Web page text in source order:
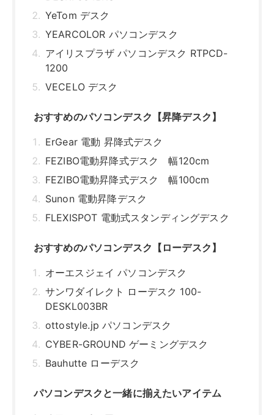
Sunon 電動昇降デスク
FLEXISPOT 電動式スタンディングデスク
おすすめのパソコンデスク【ローデスク】
オーエスジェイ パソコンデスク
サンワダイレクト ローデスク 100-
ottostyle.jp パソコンデスク
CYBER-GROUND ゲーミングデスク
Bauhutte ローデスク
パソコンデスクと一緒に揃えたいアイテム
モニターアーム
まとめ
関連記事はこちら